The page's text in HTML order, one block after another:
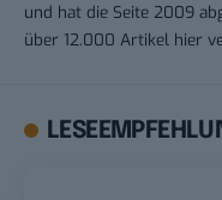
und hat die Seite 2009
über 12.000 Artikel hier